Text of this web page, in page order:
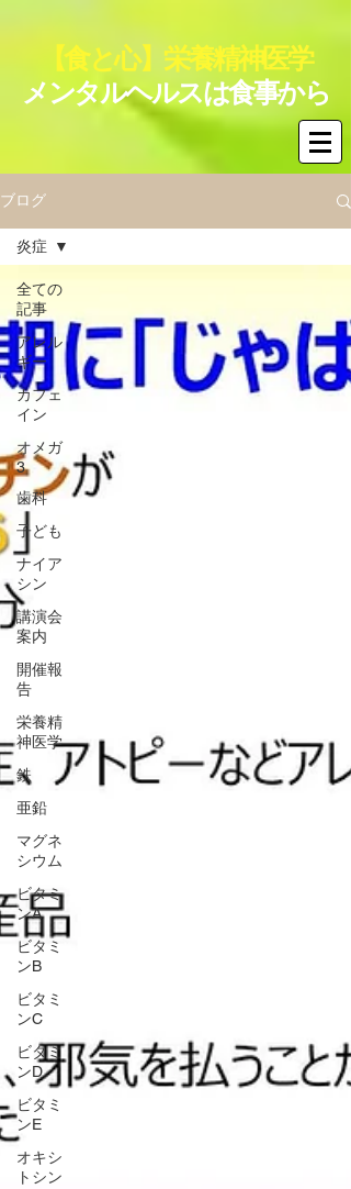
【食と心】栄養精神医学
メンタルヘルスは食事から
ブログ
全ての
記事
アレル
ギー
カフェ
イン
オメガ
3
歯科
子ども
ナイア
シン
講演会
案内
開催報
告
栄養精
神医学
鉄
亜鉛
マグネ
シウム
ビタミ
ンA
ビタミ
ンB
ビタミ
ンC
ビタミ
ンD
ビタミ
ンE
オキシ
トシン
炎症